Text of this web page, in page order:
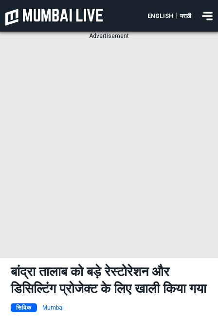
ENGLISH मराठी
Advertisement
बांद्रा तालाब को बड़े रेस्टोरेशन और
डिसिल्टिंग प्रोजेक्ट के लिए खाली किया गया
सिविक Mumbai